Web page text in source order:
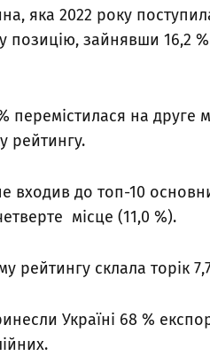
яка 2022 року
позицію, зайнявши 16,2
перемістилася на друге
рейтингу.
входив до топ-10
місце (11,0 %).
рейтингу склала торік
Україні 68 %